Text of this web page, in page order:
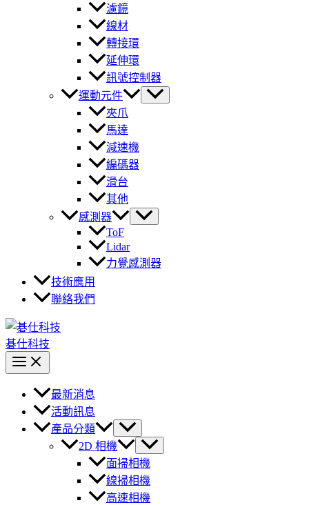
濾鏡
線材
轉接環
延伸環
訊號控制器
運動元件
夾爪
馬達
減速機
編碼器
滑台
其他
感測器
ToF
Lidar
力覺感測器
技術應用
聯絡我們
碁仕科技
最新消息
活動訊息
產品分類
2D 相機
面掃相機
線掃相機
高速相機